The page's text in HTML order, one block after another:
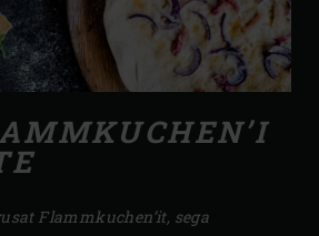
’I
Flammkuchen’it, sega